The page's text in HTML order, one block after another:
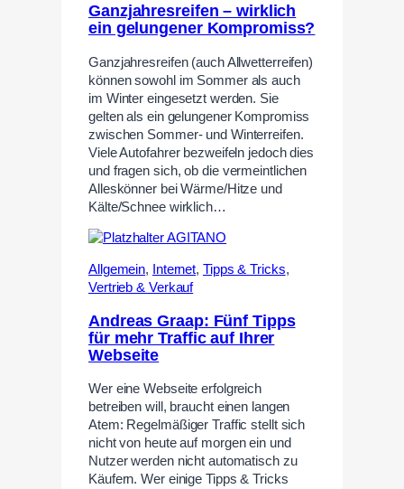
Ganzjahresreifen – wirklich
ein gelungener Kompromiss?
Ganzjahresreifen (auch Allwetterreifen)
können sowohl im Sommer als auch
im Winter eingesetzt werden. Sie
gelten als ein gelungener Kompromiss
zwischen Sommer- und Winterreifen.
Viele Autofahrer bezweifeln jedoch dies
und fragen sich, ob die vermeintlichen
Alleskönner bei Wärme/Hitze und
Kälte/Schnee wirklich…
Allgemein, Internet, Tipps & Tricks,
Vertrieb & Verkauf
Andreas Graap: Fünf Tipps
für mehr Traffic auf Ihrer
Webseite
Wer eine Webseite erfolgreich
betreiben will, braucht einen langen
Atem: Regelmäßiger Traffic stellt sich
nicht von heute auf morgen ein und
Nutzer werden nicht automatisch zu
Käufern. Wer einige Tipps & Tricks